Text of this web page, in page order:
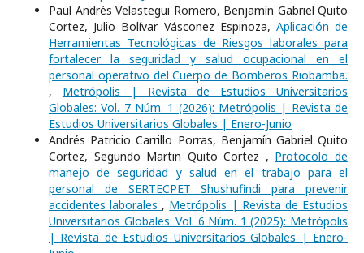
Paul Andrés Velastegui Romero, Benjamín Gabriel Quito
Cortez, Julio Bolívar Vásconez Espinoza, Aplicación de
Herramientas Tecnológicas de Riesgos laborales para
fortalecer la seguridad y salud ocupacional en el
personal operativo del Cuerpo de Bomberos Riobamba.
, Metrópolis | Revista de Estudios Universitarios
Globales: Vol. 7 Núm. 1 (2026): Metrópolis | Revista de
Estudios Universitarios Globales | Enero-Junio
Andrés Patricio Carrillo Porras, Benjamín Gabriel Quito
Cortez, Segundo Martin Quito Cortez , Protocolo de
manejo de seguridad y salud en el trabajo para el
personal de SERTECPET Shushufindi para prevenir
accidentes laborales , Metrópolis | Revista de Estudios
Universitarios Globales: Vol. 6 Núm. 1 (2025): Metrópolis
| Revista de Estudios Universitarios Globales | Enero-